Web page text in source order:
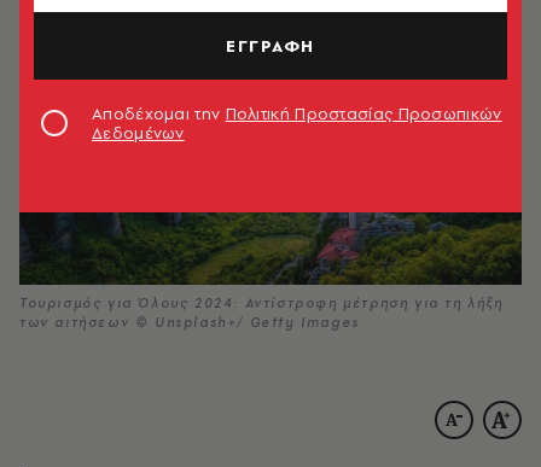
Τουρισμός για Όλους 2024: Αντίστροφη μέτρηση για τη λήξη
των αιτήσεων © Unsplash+/ Getty Images
ΕΓΓΡΑΦΗ
Αποδέχομαι την Πολιτική Προστασίας Προσωπικών
Δεδομένων